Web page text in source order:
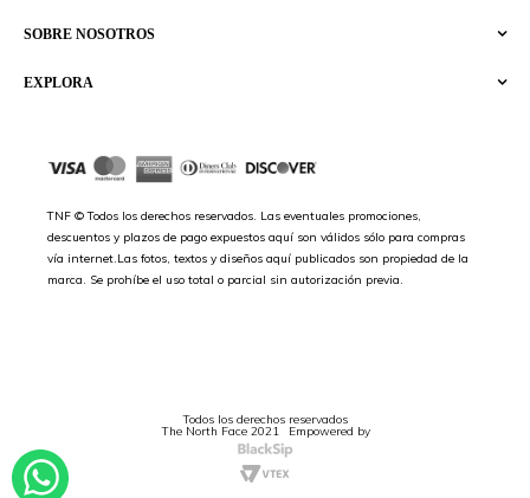
EXPLORA
SOBRE NOSOTROS
TNF © Todos los derechos reservados. Las eventuales promociones,
descuentos y plazos de pago expuestos aquí son válidos sólo para compras
vía internet.Las fotos, textos y diseños aquí publicados son propiedad de la
marca. Se prohíbe el uso total o parcial sin autorización previa.
Todos los derechos reservados
The North Face 2021 Empowered by